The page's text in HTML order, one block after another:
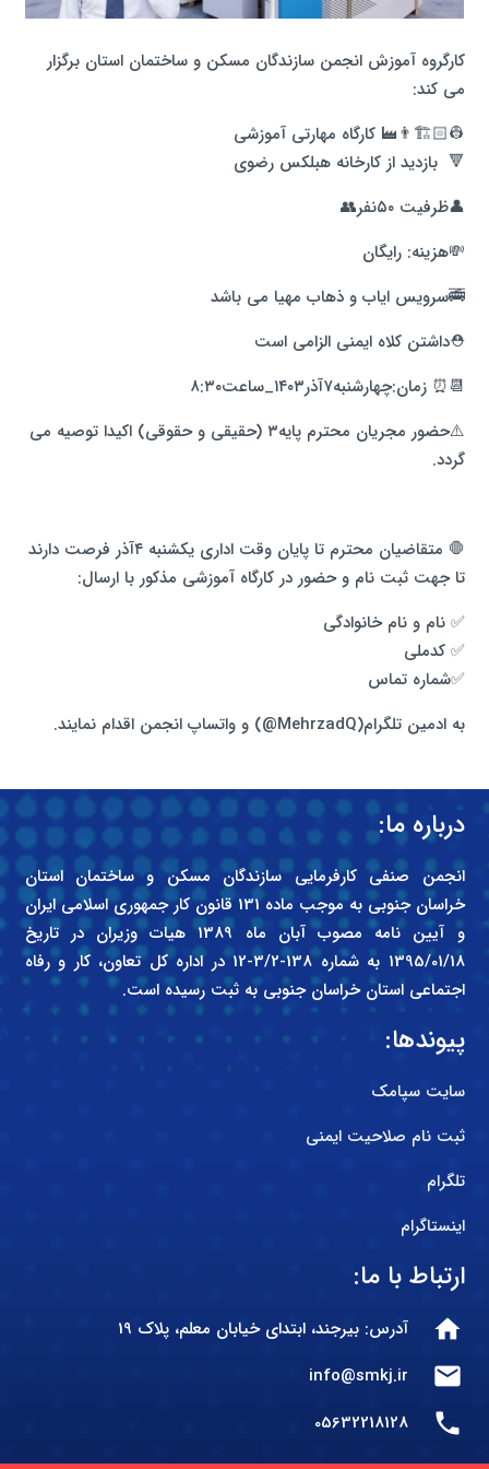
کارگروه آموزش انجمن سازندگان مسکن و ساختمان استان برگزار
می کند:
👷🏻🏗👨‍🏭 کارگاه مهارتی آموزشی
🔻 بازدید از کارخانه هبلکس رضوی
👤ظرفیت ۵۰نفر👥️
💸هزینه: رایگان
🚎سرویس ایاب و ذهاب مهیا می باشد
⛑️داشتن کلاه ایمنی الزامی است
📆⏰️ زمان:چهارشنبه۷آذر۱۴۰۳_ساعت۸:۳۰
⚠️حضور مجریان محترم پایه۳ (حقیقی و حقوقی) اکیدا توصیه می
گردد.
🛑 متقاضیان محترم تا پایان وقت اداری یکشنبه ۴آذر فرصت دارند
تا جهت ثبت نام و حضور در کارگاه آموزشی مذکور با ارسال:
✅️ نام و نام خانوادگی
✅️ کدملی
✅️شماره تماس
به ادمین تلگرام(MehrzadQ@) و واتساپ انجمن اقدام نمایند.
درباره ما:
انجمن صنفی کارفرمایی سازندگان مسکن و ساختمان استان
خراسان جنوبی به موجب ماده 131 قانون کار جمهوری اسلامی ایران
و آیین نامه مصوب آبان ماه 1389 هیات وزیران در تاریخ
1395/01/18 به شماره 138-3/2-12 در اداره کل تعاون، کار و رفاه
اجتماعی استان خراسان جنوبی به ثبت رسیده است.
پیوندها:
سایت سپامک
ثبت نام صلاحیت ایمنی
تلگرام
اینستاگرام
ارتباط با ما:
home آدرس: بیرجند، ابتدای خیابان معلم، پلاک 19
mail
info@smkj.ir
phone
05632218128